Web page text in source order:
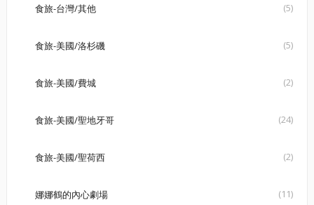
食旅-台灣/其他 (5)
食旅-美國/洛杉磯 (5)
食旅-美國/費城 (2)
食旅-美國/聖地牙哥 (24)
食旅-美國/聖荷西 (2)
娜娜鶴的內心劇場 (11)